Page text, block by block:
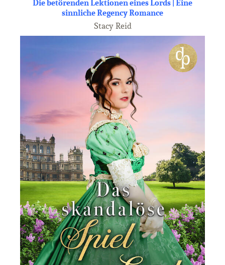
Die betörenden Lektionen eines Lords | Eine
sinnliche Regency Romance
Stacy Reid